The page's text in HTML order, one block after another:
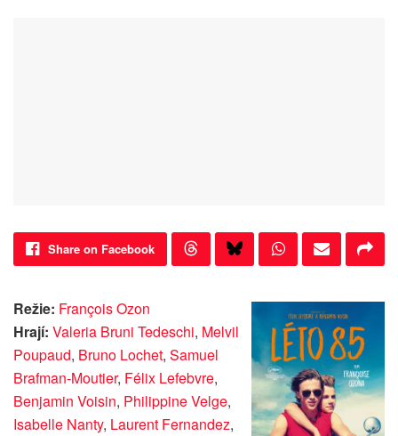
Share on Facebook
Režie: François Ozon
Hrají: Valeria Bruni Tedeschi, Melvil
Poupaud, Bruno Lochet, Samuel
Brafman-Moutier, Félix Lefebvre,
Benjamin Voisin, Philippine Velge,
Isabelle Nanty, Laurent Fernandez,